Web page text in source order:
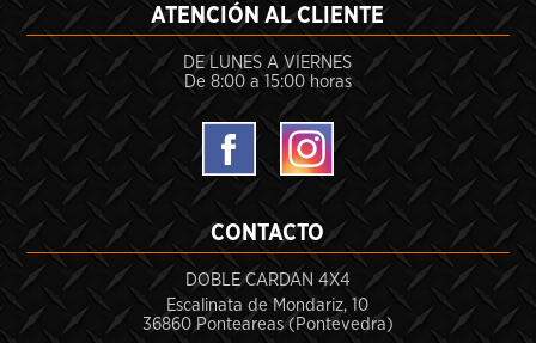
ATENCIÓN AL CLIENTE
DE LUNES A VIERNES
De 8:00 a 15:00 horas
CONTACTO
DOBLE CARDAN 4X4
Escalinata de Mondariz, 10
36860 Ponteareas (Pontevedra)